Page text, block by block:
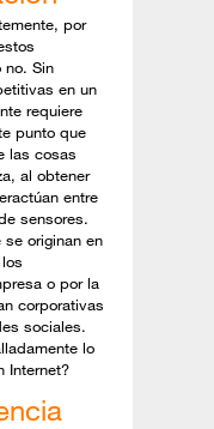
por
no. Sin
en un
requiere
punto que
las cosas
al obtener
entre
sensores.
originan en
o por la
corporativas
sociales.
lo
Internet?